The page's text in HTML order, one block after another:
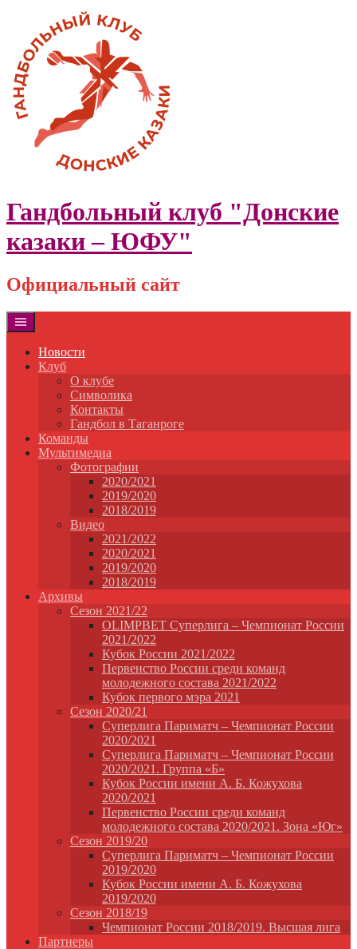
content
Гандбольный клуб "Донские
казаки – ЮФУ"
Официальный сайт
Новости
Клуб
О клубе
Символика
Контакты
Гандбол в Таганроге
Команды
Мультимедиа
Фотографии
2020/2021
2019/2020
2018/2019
Видео
2021/2022
2020/2021
2019/2020
2018/2019
Архивы
Сезон 2021/22
OLIMPBET Суперлига – Чемпионат России
2021/2022
Кубок России 2021/2022
Первенство России среди команд
молодежного состава 2021/2022
Кубок первого мэра 2021
Сезон 2020/21
Суперлига Париматч – Чемпионат России
2020/2021
Суперлига Париматч – Чемпионат России
2020/2021. Группа «Б»
Кубок России имени А. Б. Кожухова
2020/2021
Первенство России среди команд
молодежного состава 2020/2021. Зона «Юг»
Сезон 2019/20
Суперлига Париматч – Чемпионат России
2019/2020
Кубок России имени А. Б. Кожухова
2019/2020
Сезон 2018/19
Чемпионат России 2018/2019. Высшая лига
Партнеры